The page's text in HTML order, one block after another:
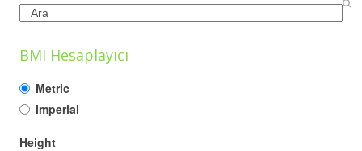
Search
BMI Hesaplayıcı
Metric
Imperial
Height